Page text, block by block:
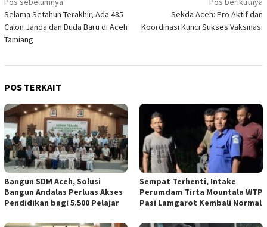
Navigasi
pos
Selama Setahun Terakhir, Ada 485
Calon Janda dan Duda Baru di Aceh
Tamiang
Sekda Aceh: Pro Aktif dan
Koordinasi Kunci Sukses Vaksinasi
POS TERKAIT
Bangun SDM Aceh, Solusi
Bangun Andalas Perluas Akses
Pendidikan bagi 5.500 Pelajar
Sempat Terhenti, Intake
Perumdam Tirta Mountala WTP
Pasi Lamgarot Kembali Normal